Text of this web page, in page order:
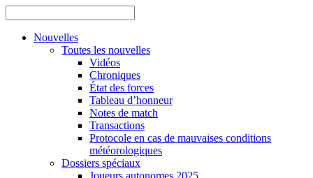
Nouvelles
Toutes les nouvelles
Vidéos
Chroniques
État des forces
Tableau d’honneur
Notes de match
Transactions
Protocole en cas de mauvaises conditions
météorologiques
Dossiers spéciaux
Joueurs autonomes 2025